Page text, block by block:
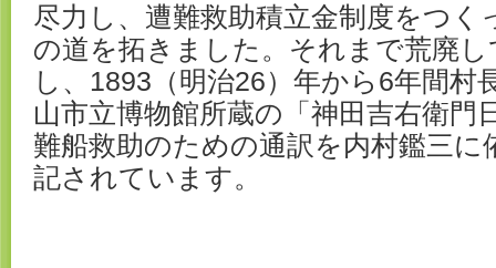
尽力し、遭難救助積立金制度をつく
の道を拓きました。それまで荒廃
し、1893（明治26）年から6年間村
山市立博物館所蔵の「神田吉右衛門
難船救助のための通訳を内村鑑三
記されています。